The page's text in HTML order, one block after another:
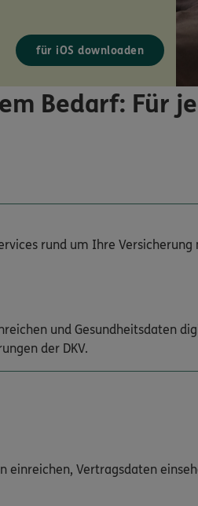
für iOS downloaden
Bedarf: Für
rund um Ihre Versicherung
und Gesundheitsdaten
der DKV.
einreichen, Vertragsdaten